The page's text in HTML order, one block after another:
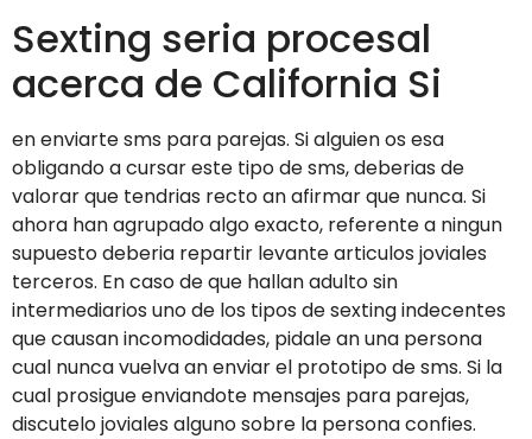
Sexting seri­a procesal
acerca de California Si
en enviarte sms para parejas. Si alguien os esa
obligando a cursar este tipo de sms, deberias de
valorar que tendri­as recto an afirmar que nunca. Si
ahora han agrupado algo exacto, referente a ningun
supuesto deberia repartir levante articulos joviales
terceros. En caso de que hallan adulto sin
intermediarios uno de los tipos de sexting indecentes
que causan incomodidades, pidale an una persona
cual nunca vuelva an enviar el prototipo de sms. Si la
cual prosigue enviandote mensajes para parejas,
discutelo joviales alguno sobre la persona confies.